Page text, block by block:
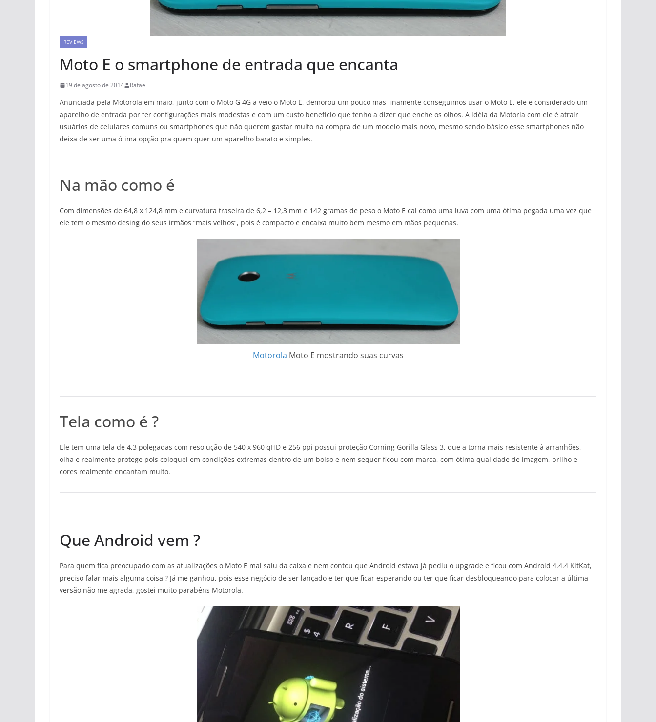
REVIEWS
Moto E o smartphone de entrada que encanta
19 de agosto de 2014 Rafael
Anunciada pela Motorola em maio, junto com o Moto G 4G a veio o Moto E, demorou um pouco mas finamente conseguimos usar o Moto E, ele é considerado um
aparelho de entrada por ter configurações mais modestas e com um custo benefício que tenho a dizer que enche os olhos. A idéia da Motorla com ele é atrair
usuários de celulares comuns ou smartphones que não querem gastar muito na compra de um modelo mais novo, mesmo sendo básico esse smartphones não
deixa de ser uma ótima opção pra quem quer um aparelho barato e simples.
Na mão como é
Com dimensões de 64,8 x 124,8 mm e curvatura traseira de 6,2 – 12,3 mm e 142 gramas de peso o Moto E cai como uma luva com uma ótima pegada uma vez que
ele tem o mesmo desing do seus irmãos “mais velhos”, pois é compacto e encaixa muito bem mesmo em mãos pequenas.
Motorola Moto E mostrando suas curvas
Tela como é ?
Ele tem uma tela de 4,3 polegadas com resolução de 540 x 960 qHD e 256 ppi possui proteção Corning Gorilla Glass 3, que a torna mais resistente à arranhões,
olha e realmente protege pois coloquei em condições extremas dentro de um bolso e nem sequer ficou com marca, com ótima qualidade de imagem, brilho e
cores realmente encantam muito.
Que Android vem ?
Para quem fica preocupado com as atualizações o Moto E mal saiu da caixa e nem contou que Android estava já pediu o upgrade e ficou com Android 4.4.4 KitKat,
preciso falar mais alguma coisa ? Já me ganhou, pois esse negócio de ser lançado e ter que ficar esperando ou ter que ficar desbloqueando para colocar a última
versão não me agrada, gostei muito parabéns Motorola.